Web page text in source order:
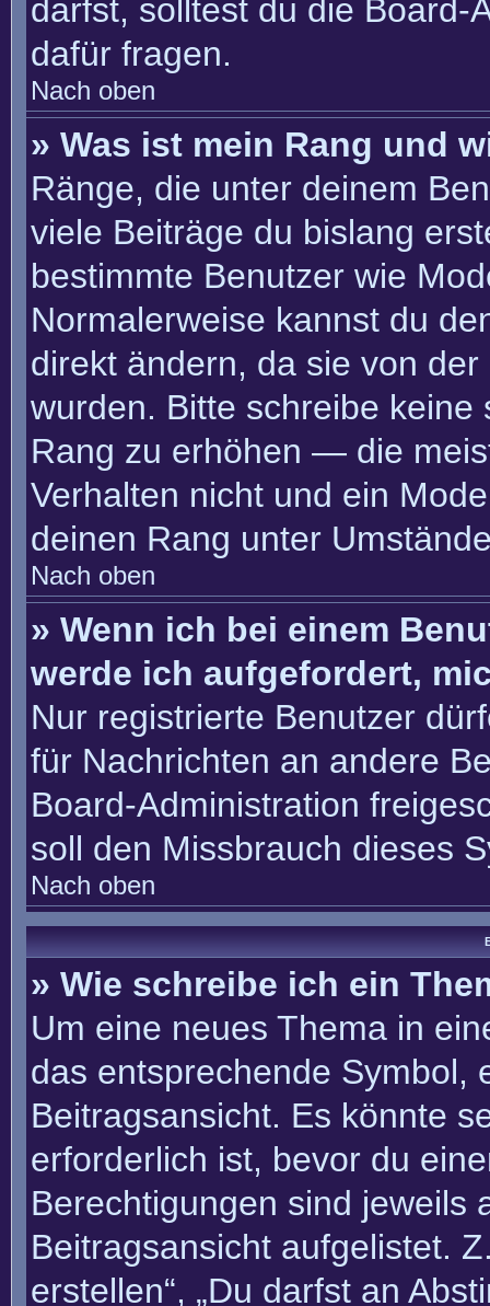
darfst, solltest du die Board-
dafür fragen.
Nach oben
» Was ist mein Rang und
Ränge, die unter deinem
viele Beiträge du bislang
bestimmte Benutzer wie
Normalerweise kannst du
direkt ändern, da sie von
wurden. Bitte schreibe
Rang zu erhöhen — die
Verhalten nicht und ein
deinen Rang unter
Nach oben
» Wenn ich bei einem
werde ich aufgefordert,
Nur registrierte Benutzer
für Nachrichten an andere
Board-Administration
soll den Missbrauch dieses
Nach oben
» Wie schreibe ich ein
Um eine neues Thema in
das entsprechende Symbol,
Beitragsansicht. Es könnte
erforderlich ist, bevor du
Berechtigungen sind jeweils
Beitragsansicht aufgelistet.
erstellen“, „Du darfst an